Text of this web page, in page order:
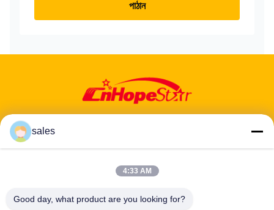
পাঠান
ঠিকানা: ৬০১-৬০৬, ৬ তলা, বিল্ডিং ই, ইউয়ানফেন ইন্ডাস্ট্রিয়াল পার্ক, ডালং উপ-জেলা, লংহুয়া
টেলিফোন:86-13424296897
sales
4:33 AM
Good day, what product are you looking for?